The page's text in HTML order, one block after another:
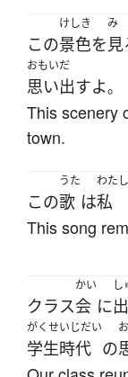
この
けしき
景色を
み
見
おもいだ
思い出すよ。
This scenery
town.
この
うた
歌 は
わたし
私
This song
クラス
かい
会 に
し
がくせいじだい
学生時代 の